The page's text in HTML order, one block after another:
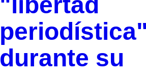
durante su